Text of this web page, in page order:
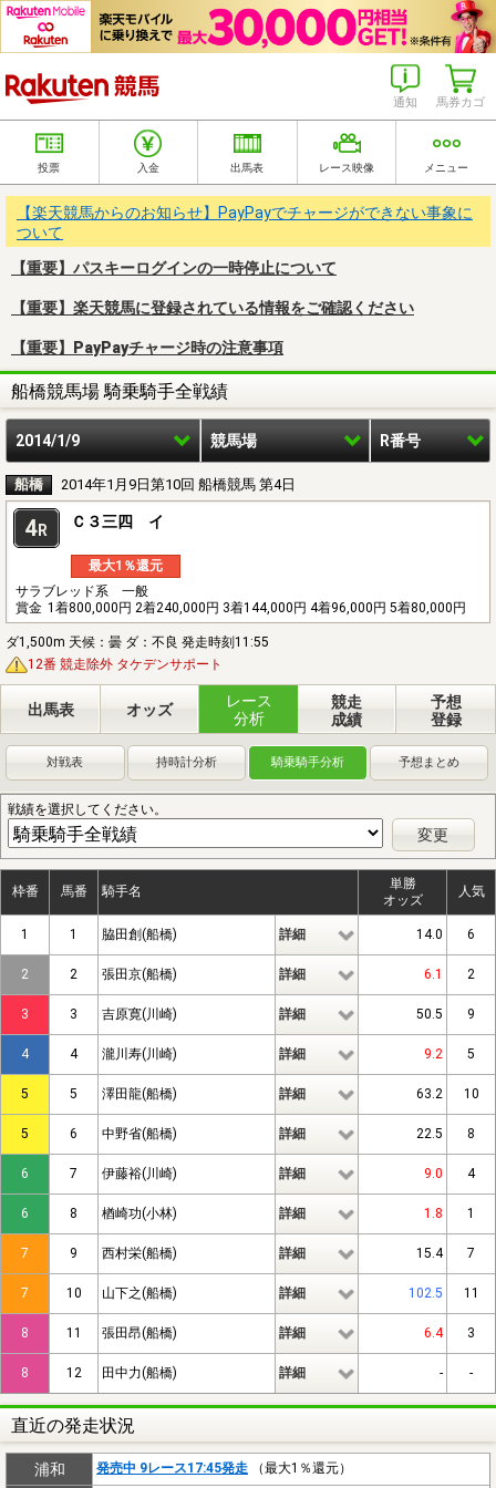
馬券カゴ
通知
投票 入金 出馬表 レース映像 メニュー
【楽天競馬からのお知らせ】PayPayでチャージができない事象に
ついて
【重要】パスキーログインの一時停止について
【重要】楽天競馬に登録されている情報をご確認ください
【重要】PayPayチャージ時の注意事項
船橋競馬場 騎乗騎手全戦績
2014/1/9 競馬場 R番号
船橋 2014年1月9日第10回 船橋競馬 第4日
4R Ｃ３三四 イ
最大1％還元
サラブレッド系 一般
賞金 1着800,000円 2着240,000円 3着144,000円 4着96,000円 5着80,000円
ダ1,500m 天候：曇 ダ：不良 発走時刻11:55
12番 競走除外 タケデンサポート
出馬表 オッズ
レース
分析
競走
成績
予想
登録
対戦表 持時計分析 騎乗騎手分析 予想まとめ
戦績を選択してください。
変更
枠番 馬番 騎手名
単勝
オッズ
人気
1 1 脇田創(船橋) 詳細 14.0 6
2 2 張田京(船橋) 詳細 6.1 2
3 3 吉原寛(川崎) 詳細 50.5 9
4 4 瀧川寿(川崎) 詳細 9.2 5
5 5 澤田龍(船橋) 詳細 63.2 10
5 6 中野省(船橋) 詳細 22.5 8
6 7 伊藤裕(川崎) 詳細 9.0 4
6 8 楢崎功(小林) 詳細 1.8 1
7 9 西村栄(船橋) 詳細 15.4 7
7 10 山下之(船橋) 詳細 102.5 11
8 11 張田昂(船橋) 詳細 6.4 3
8 12 田中力(船橋) 詳細 - -
直近の発走状況
浦和 発売中 9レース17:45発走 （最大1％還元）